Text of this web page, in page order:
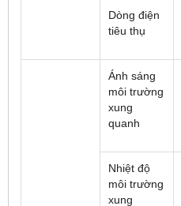
Dòng điện
tiêu thụ
Ánh sáng
môi trường
xung
quanh
Nhiệt độ
môi trường
xung